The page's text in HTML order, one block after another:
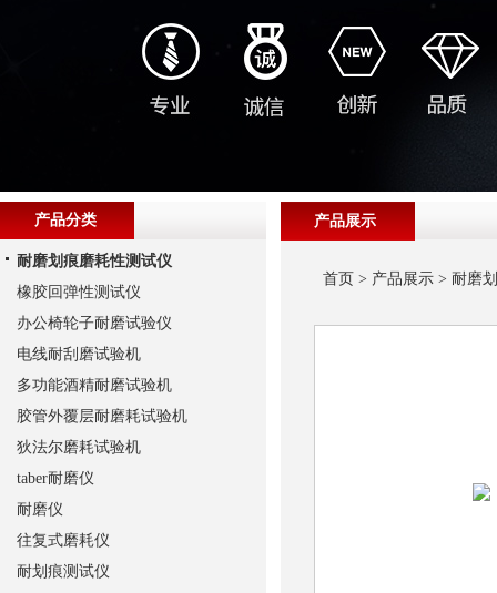
产品展示
首页 > 产品展示> 耐磨
产品分类
耐磨划痕磨耗性测试仪
橡胶回弹性测试仪
办公椅轮子耐磨试验仪
电线耐刮磨试验机
多功能酒精耐磨试验机
胶管外覆层耐磨耗试验机
狄法尔磨耗试验机
taber耐磨仪
耐磨仪
往复式磨耗仪
耐划痕测试仪